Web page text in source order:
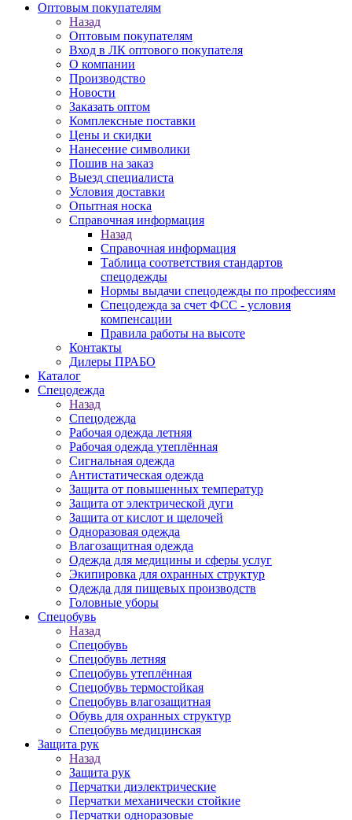
Оптовым покупателям
Назад
Оптовым покупателям
Вход в ЛК оптового покупателя
О компании
Производство
Новости
Заказать оптом
Комплексные поставки
Цены и скидки
Нанесение символики
Пошив на заказ
Выезд специалиста
Условия доставки
Опытная носка
Справочная информация
Назад
Справочная информация
Таблица соответствия стандартов
спецодежды
Нормы выдачи спецодежды по профессиям
Спецодежда за счет ФСС - условия
компенсации
Правила работы на высоте
Контакты
Дилеры ПРАБО
Каталог
Спецодежда
Назад
Спецодежда
Рабочая одежда летняя
Рабочая одежда утеплённая
Сигнальная одежда
Антистатическая одежда
Защита от повышенных температур
Защита от электрической дуги
Защита от кислот и щелочей
Одноразовая одежда
Влагозащитная одежда
Одежда для медицины и сферы услуг
Экипировка для охранных структур
Одежда для пищевых производств
Головные уборы
Спецобувь
Назад
Спецобувь
Спецобувь летняя
Спецобувь утеплённая
Спецобувь термостойкая
Спецобувь влагозащитная
Обувь для охранных структур
Спецобувь медицинская
Защита рук
Назад
Защита рук
Перчатки диэлектрические
Перчатки механически стойкие
Перчатки одноразовые